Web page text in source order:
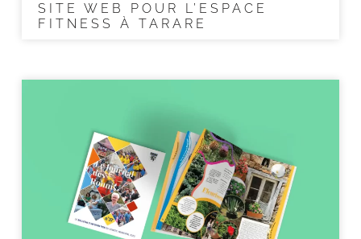
SITE WEB POUR L’ESPACE
FITNESS À TARARE